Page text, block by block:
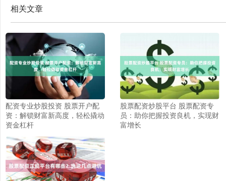
相关文章
配资专业炒股投资 股票开户配
资：解锁财富新高度，轻松撬动
资金杠杆
股票配资炒股平台 股票配资专
员：助你把握投资良机，实现财
富增长